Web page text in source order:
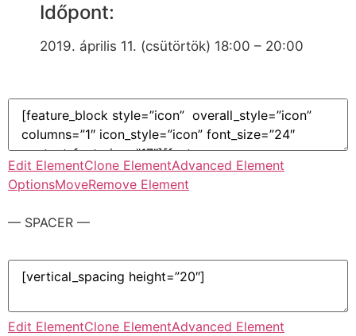
Időpont:
2019. április 11. (csütörtök) 18:00 – 20:00
Edit ElementClone ElementAdvanced Element
OptionsMoveRemove Element
— SPACER —
Edit ElementClone ElementAdvanced Element